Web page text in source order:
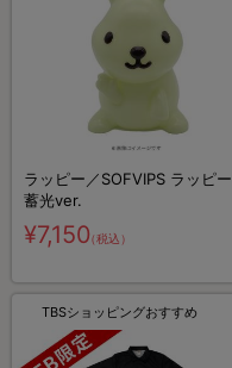
ラッピー／SOFVIPS ラッピー
蓄光ver.
¥7,150（税込）
TBSショッピングおすすめ